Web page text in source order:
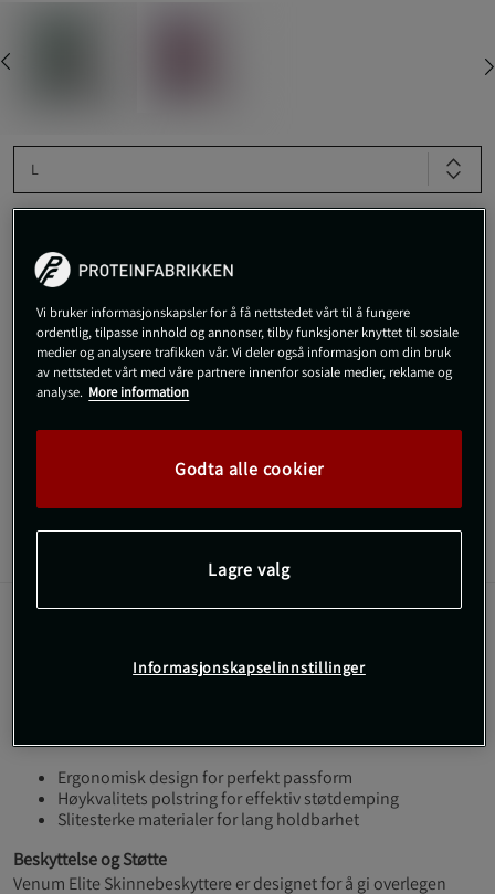
L
Gratis frakt over 800 kr Gratis retur 14 dagers angrerett
SKU #VENUM-1394-005R | EAN3611441950709
maksimal beskyttelse under sparring og trening.
Skinnebeskyttere, designet for å gi optimal
Ergonomisk design for perfekt passform
Høykvalitets polstring for effektiv støtdemping
Slitesterke materialer for lang holdbarhet
Beskyttelse og Støtte
Venum Elite Skinnebeskyttere er designet for å gi overlegen
Vi bruker informasjonskapsler for å få nettstedet vårt til å fungere
ordentlig, tilpasse innhold og annonser, tilby funksjoner knyttet til sosiale
medier og analysere trafikken vår. Vi deler også informasjon om din bruk
av nettstedet vårt med våre partnere innenfor sosiale medier, reklame og
analyse. More information
Godta alle cookier
Lagre valg
Informasjonskapselinnstillinger